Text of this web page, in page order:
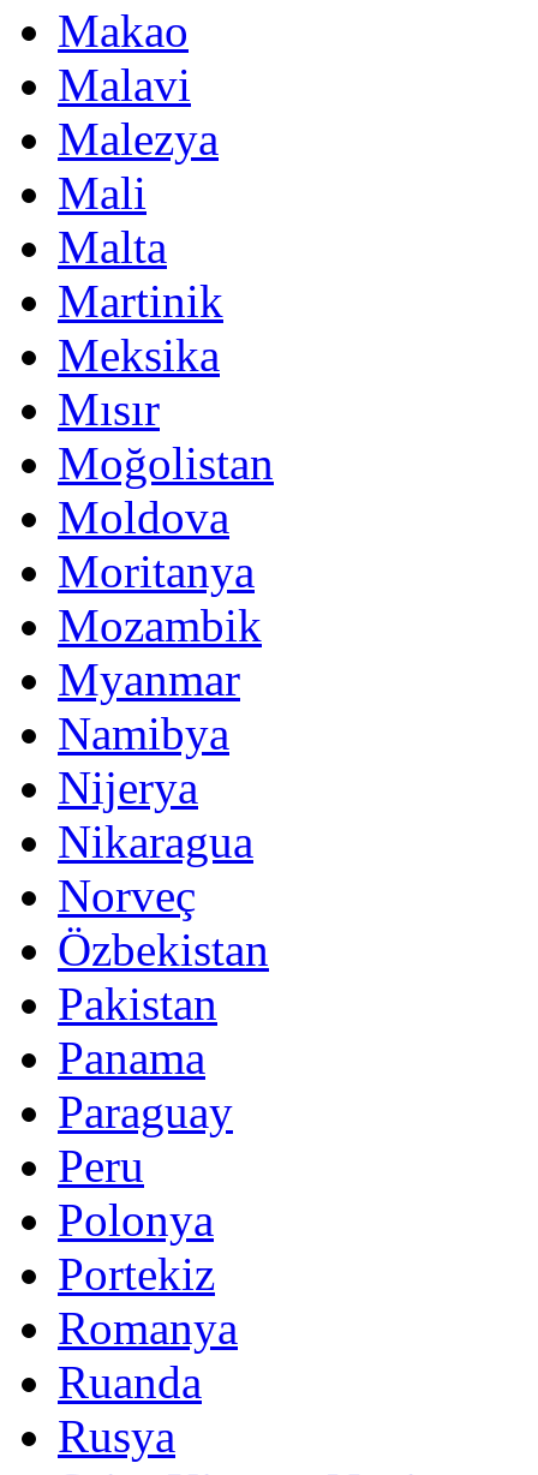
Makao
Malavi
Malezya
Mali
Malta
Martinik
Meksika
Mısır
Moğolistan
Moldova
Moritanya
Mozambik
Myanmar
Namibya
Nijerya
Nikaragua
Norveç
Özbekistan
Pakistan
Panama
Paraguay
Peru
Polonya
Portekiz
Romanya
Ruanda
Rusya